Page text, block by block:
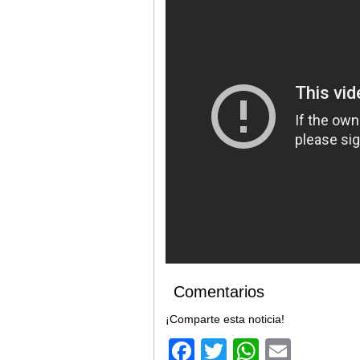
Comentarios
¡Comparte esta noticia!
Facebook
Twitter